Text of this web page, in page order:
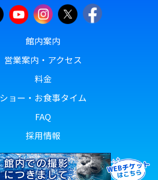
館内案内
営業案内・アクセス
料金
ショー・お食事タイム
FAQ
採用情報